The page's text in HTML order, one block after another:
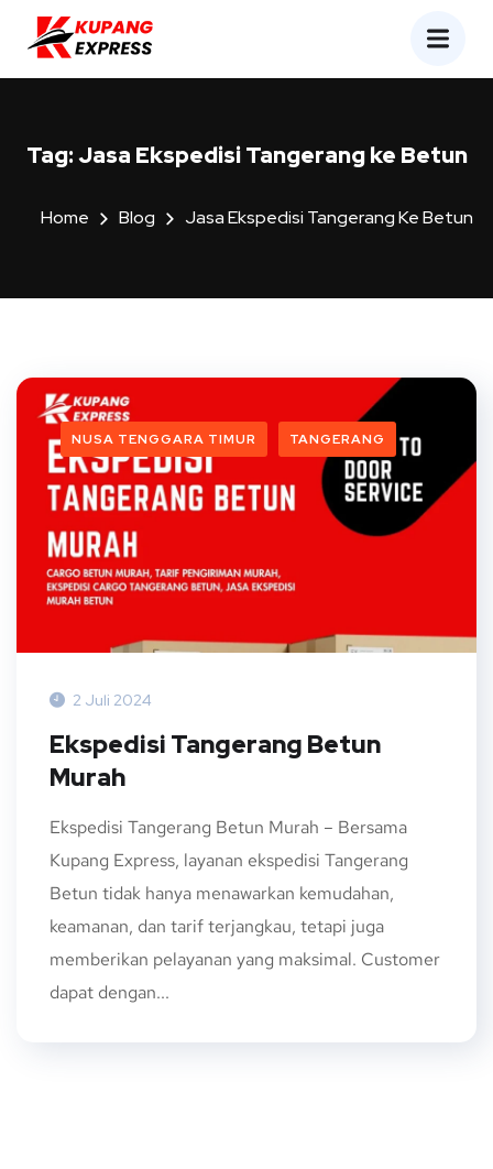
Tag:Jasa Ekspedisi Tangerang ke Betun
Home Blog Jasa Ekspedisi Tangerang Ke Betun
NUSA TENGGARA TIMUR TANGERANG
2 Juli 2024
Ekspedisi Tangerang Betun
Murah
Ekspedisi Tangerang Betun Murah – Bersama
Kupang Express, layanan ekspedisi Tangerang
Betun tidak hanya menawarkan kemudahan,
keamanan, dan tarif terjangkau, tetapi juga
memberikan pelayanan yang maksimal. Customer
dapat dengan...